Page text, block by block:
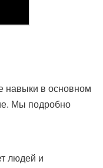
навыки в основном
Мы подробно
людей и